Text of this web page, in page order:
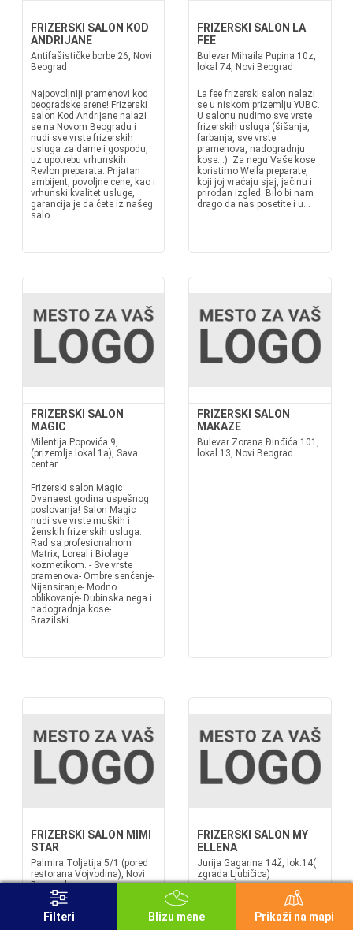
FRIZERSKI SALON KOD
ANDRIJANE
Antifašističke borbe 26, Novi
Beograd
Najpovoljniji pramenovi kod
beogradske arene! Frizerski
salon Kod Andrijane nalazi
se na Novom Beogradu i
nudi sve vrste frizerskih
usluga za dame i gospodu,
uz upotrebu vrhunskih
Revlon preparata. Prijatan
ambijent, povoljne cene, kao i
vrhunski kvalitet usluge,
garancija je da ćete iz našeg
salo...
FRIZERSKI SALON LA
FEE
Bulevar Mihaila Pupina 10z,
lokal 74, Novi Beograd
La fee frizerski salon nalazi
se u niskom prizemlju YUBC.
U salonu nudimo sve vrste
frizerskih usluga (šišanja,
farbanja, sve vrste
pramenova, nadogradnju
kose...). Za negu Vaše kose
koristimo Wella preparate,
koji joj vraćaju sjaj, jačinu i
prirodan izgled. Bilo bi nam
drago da nas posetite i u...
FRIZERSKI SALON
MAGIC
Milentija Popovića 9,
(prizemlje lokal 1a), Sava
centar
Frizerski salon Magic
Dvanaest godina uspešnog
poslovanja! Salon Magic
nudi sve vrste muških i
ženskih frizerskih usluga.
Rad sa profesionalnom
Matrix, Loreal i Biolage
kozmetikom. - Sve vrste
pramenova- Ombre senčenje-
Nijansiranje- Modno
oblikovanje- Dubinska nega i
nadogradnja kose-
Brazilski...
FRIZERSKI SALON
MAKAZE
Bulevar Zorana Đinđića 101,
lokal 13, Novi Beograd
FRIZERSKI SALON MIMI
STAR
Palmira Toljatija 5/1 (pored
restorana Vojvodina), Novi
Beograd
Radno vreme: radnim
danima 08:30-20:00h
FRIZERSKI SALON MY
ELLENA
Jurija Gagarina 14ž, lok.14(
zgrada Ljubičica)
Frizerski salon My Ellena
pruža usluge:- oblikovanja
kose- farbanja kose- nege
Filteri Blizu mene Prikaži na mapi